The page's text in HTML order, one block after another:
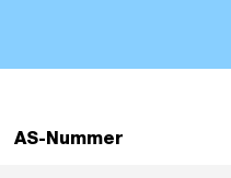
AS-Nummer